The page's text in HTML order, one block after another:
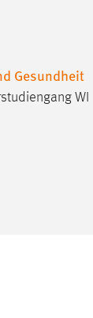
Gesundheit
WI